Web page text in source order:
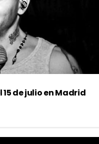
de julio en Madrid